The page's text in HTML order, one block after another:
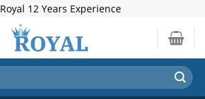
12 Years Experience